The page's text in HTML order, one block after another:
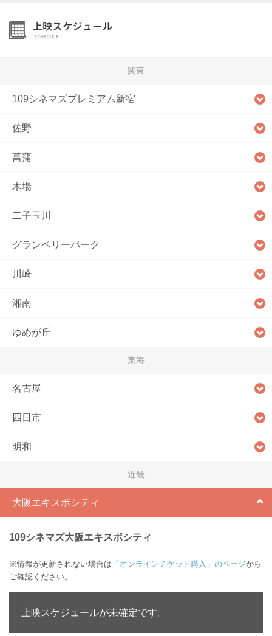
関東
109シネマズプレミアム新宿
佐野
菖蒲
木場
二子玉川
グランベリーパーク
川崎
湘南
ゆめが丘
東海
名古屋
四日市
明和
近畿
大阪エキスポシティ
109シネマズ大阪エキスポシティ
※情報が更新されない場合は 「オンラインチケット購入」のページから
ご確認ください。
上映スケジュールが未確定です。